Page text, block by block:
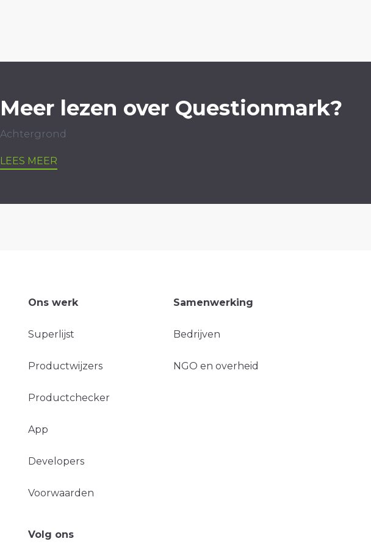
Meer lezen over Questionmark?
Achtergrond
LEES MEER
Ons werk
Superlijst
Productwijzers
Productchecker
App
Developers
Voorwaarden
Samenwerking
Bedrijven
NGO en overheid
Volg ons